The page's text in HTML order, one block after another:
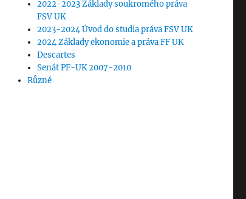
2022-2023 Základy soukromého práva
FSV UK
2023-2024 Úvod do studia práva FSV UK
2024 Základy ekonomie a práva FF UK
Descartes
Senát PF-UK 2007-2010
Různé